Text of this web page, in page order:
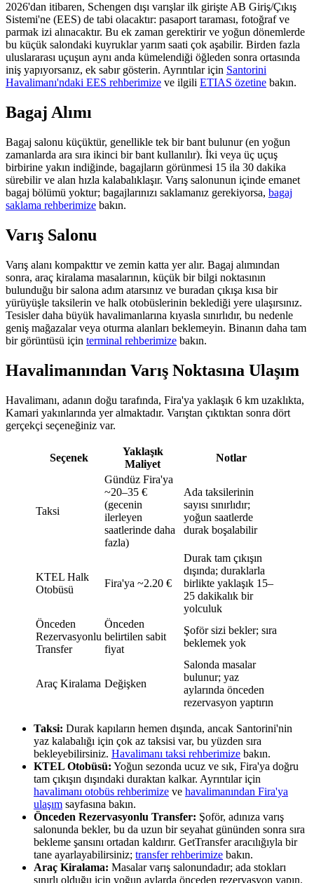
2026'dan itibaren, Schengen dışı varışlar ilk girişte AB Giriş/Çıkış
Sistemi'ne (EES) de tabi olacaktır: pasaport taraması, fotoğraf ve
parmak izi alınacaktır. Bu ek zaman gerektirir ve yoğun dönemlerde
bu küçük salondaki kuyruklar yarım saati çok aşabilir. Birden fazla
uluslararası uçuşun aynı anda kümelendiği öğleden sonra ortasında
iniş yapıyorsanız, ek sabır gösterin. Ayrıntılar için Santorini
Havalimanı'ndaki EES rehberimize ve ilgili ETIAS özetine bakın.
Bagaj Alımı
Bagaj salonu küçüktür, genellikle tek bir bant bulunur (en yoğun
zamanlarda ara sıra ikinci bir bant kullanılır). İki veya üç uçuş
birbirine yakın indiğinde, bagajların görünmesi 15 ila 30 dakika
sürebilir ve alan hızla kalabalıklaşır. Varış salonunun içinde emanet
bagaj bölümü yoktur; bagajlarınızı saklamanız gerekiyorsa, bagaj
saklama rehberimize bakın.
Varış Salonu
Varış alanı kompakttır ve zemin katta yer alır. Bagaj alımından
sonra, araç kiralama masalarının, küçük bir bilgi noktasının
bulunduğu bir salona adım atarsınız ve buradan çıkışa kısa bir
yürüyüşle taksilerin ve halk otobüslerinin beklediği yere ulaşırsınız.
Tesisler daha büyük havalimanlarına kıyasla sınırlıdır, bu nedenle
geniş mağazalar veya oturma alanları beklemeyin. Binanın daha tam
bir görüntüsü için terminal rehberimize bakın.
Havalimanından Varış Noktasına Ulaşım
Havalimanı, adanın doğu tarafında, Fira'ya yaklaşık 6 km uzaklıkta,
Kamari yakınlarında yer almaktadır. Varıştan çıktıktan sonra dört
gerçekçi seçeneğiniz var.
Seçenek
Yaklaşık
Maliyet
Notlar
Taksi
Gündüz Fira'ya
~20–35 €
(gecenin
ilerleyen
saatlerinde daha
fazla)
Ada taksilerinin
sayısı sınırlıdır;
yoğun saatlerde
durak boşalabilir
KTEL Halk
Otobüsü
Fira'ya ~2.20 €
Durak tam çıkışın
dışında; duraklarla
birlikte yaklaşık 15–
25 dakikalık bir
yolculuk
Önceden
Rezervasyonlu
Transfer
Önceden
belirtilen sabit
fiyat
Şoför sizi bekler; sıra
beklemek yok
Araç Kiralama Değişken
Salonda masalar
bulunur; yaz
aylarında önceden
rezervasyon yaptırın
Taksi: Durak kapıların hemen dışında, ancak Santorini'nin
yaz kalabalığı için çok az taksisi var, bu yüzden sıra
bekleyebilirsiniz. Havalimanı taksi rehberimize bakın.
KTEL Otobüsü: Yoğun sezonda ucuz ve sık, Fira'ya doğru
tam çıkışın dışındaki duraktan kalkar. Ayrıntılar için
havalimanı otobüs rehberimize ve havalimanından Fira'ya
ulaşım sayfasına bakın.
Önceden Rezervasyonlu Transfer: Şoför, adınıza varış
salonunda bekler, bu da uzun bir seyahat gününden sonra sıra
bekleme şansını ortadan kaldırır. GetTransfer aracılığıyla bir
tane ayarlayabilirsiniz; transfer rehberimize bakın.
Araç Kiralama: Masalar varış salonundadır; ada stokları
sınırlı olduğu için yoğun aylarda önceden rezervasyon yapın.